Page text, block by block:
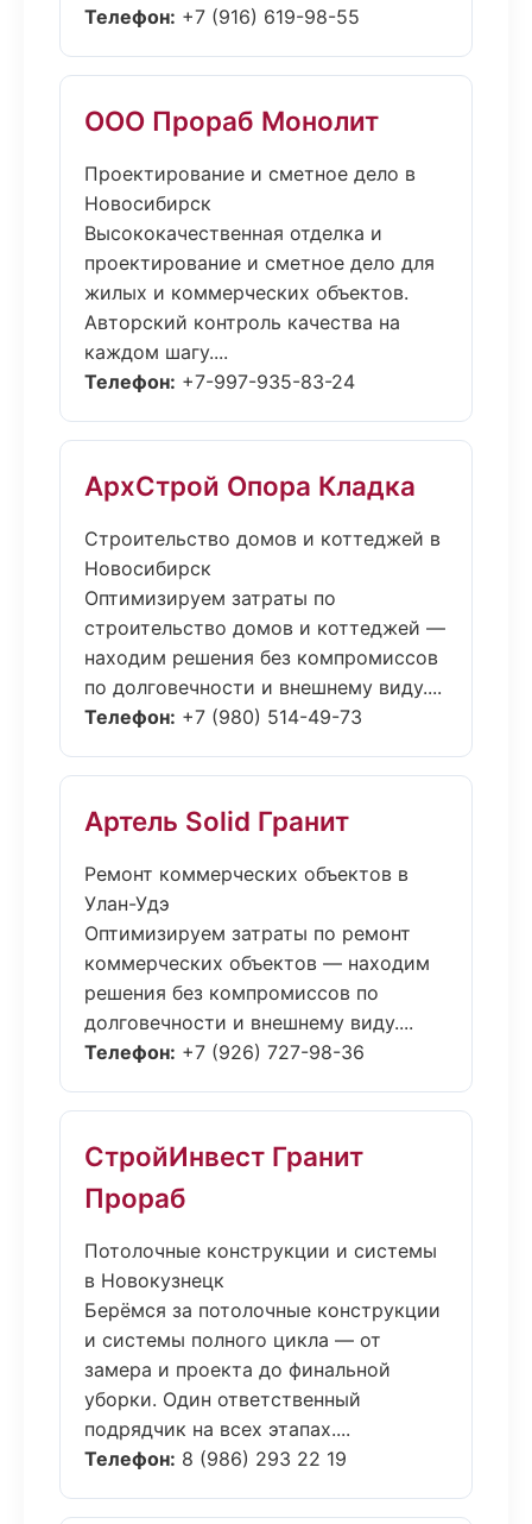
Телефон: +7 (916) 619-98-55
ООО Прораб Монолит
Проектирование и сметное дело в
Новосибирск
Высококачественная отделка и
проектирование и сметное дело для
жилых и коммерческих объектов.
Авторский контроль качества на
каждом шагу....
Телефон: +7-997-935-83-24
АрхСтрой Опора Кладка
Строительство домов и коттеджей в
Новосибирск
Оптимизируем затраты по
строительство домов и коттеджей —
находим решения без компромиссов
по долговечности и внешнему виду....
Телефон: +7 (980) 514-49-73
Артель Solid Гранит
Ремонт коммерческих объектов в
Улан-Удэ
Оптимизируем затраты по ремонт
коммерческих объектов — находим
решения без компромиссов по
долговечности и внешнему виду....
Телефон: +7 (926) 727-98-36
СтройИнвест Гранит
Прораб
Потолочные конструкции и системы
в Новокузнецк
Берёмся за потолочные конструкции
и системы полного цикла — от
замера и проекта до финальной
уборки. Один ответственный
подрядчик на всех этапах....
Телефон: 8 (986) 293 22 19